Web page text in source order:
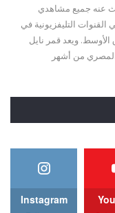
عنه جميع مشاهدي
القنوات التليفزيونية في
ويعد قمر نايل
من أشهر
Instagram